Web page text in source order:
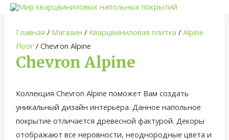
Главная / Магазин / Кварцвиниловая плитка / Alpine
Floor/ Chevron Alpine
Chevron Alpine
Коллекция Chevron Alpine поможет Вам создать
уникальный дизайн интерьера. Данное напольное
покрытие отличается древесной фактурой. Декоры
отображают все неровности, неоднородные цвета и